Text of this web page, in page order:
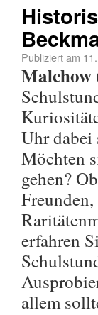
Publiziert am
Malchow
Uhr dabei
Möchten
gehen?
erfahren
allem